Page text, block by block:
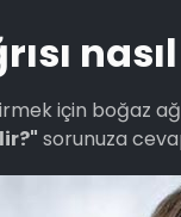
için boğaz
sorunuza